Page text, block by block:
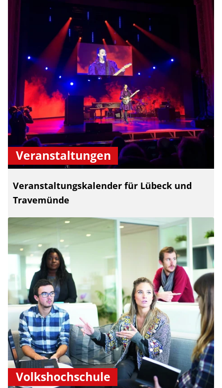
Veranstaltungen
Veranstaltungskalender für Lübeck und
Travemünde
Volkshochschule